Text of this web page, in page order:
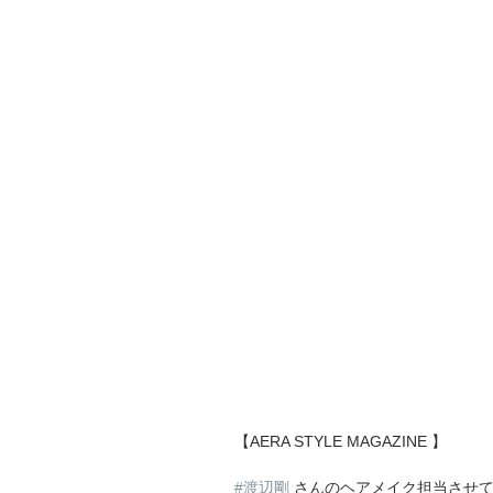
【AERA STYLE MAGAZINE 】
#渡辺剛 さんのヘアメイク担当させ